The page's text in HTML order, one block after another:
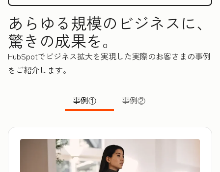
あらゆる規模のビジネスに、
驚きの成果を。
HubSpotでビジネス拡大を実現した実際のお客さまの事例
をご紹介します。
事例① 事例②